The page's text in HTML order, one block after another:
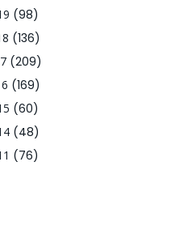
(98)
(136)
(209)
(169)
(60)
(48)
(76)